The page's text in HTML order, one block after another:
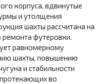
корпуса, вдвинутые
и утолщения
шахты рассчитана на
футеровки.
равномерному
шахты, повышению
и стабильности
во